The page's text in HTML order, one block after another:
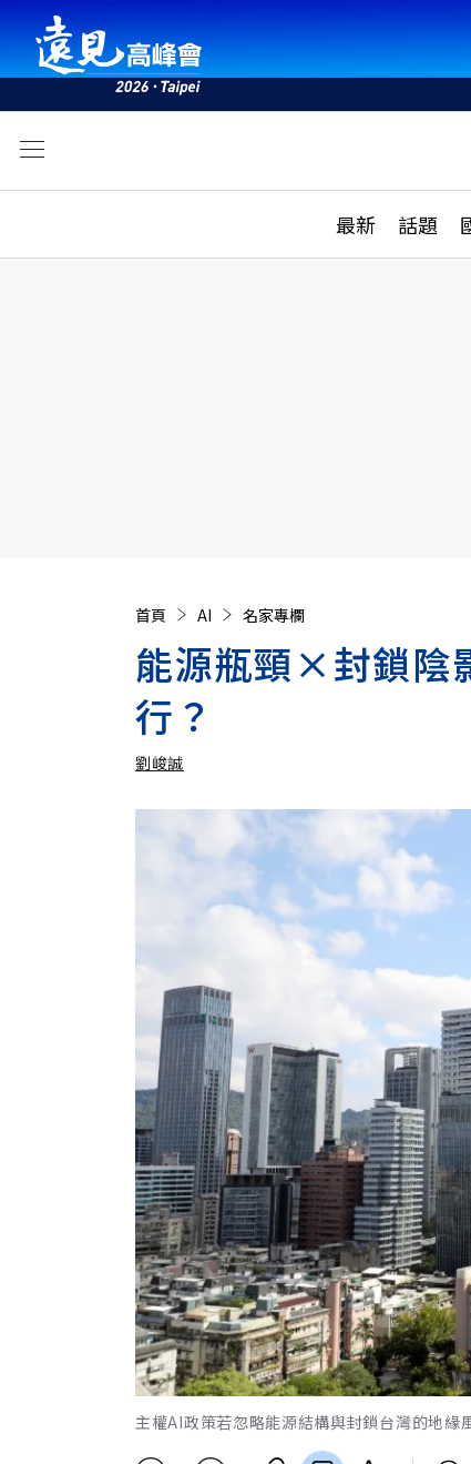
最新 話題
活動
首頁 AI 名家專欄
能源瓶頸×封鎖陰
行？
劉峻誠
加入追蹤
主權AI政策若忽略能源結構與封鎖台灣的地